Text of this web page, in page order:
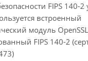
FIPS 140-
встроенный
модуль
FIPS 140-2